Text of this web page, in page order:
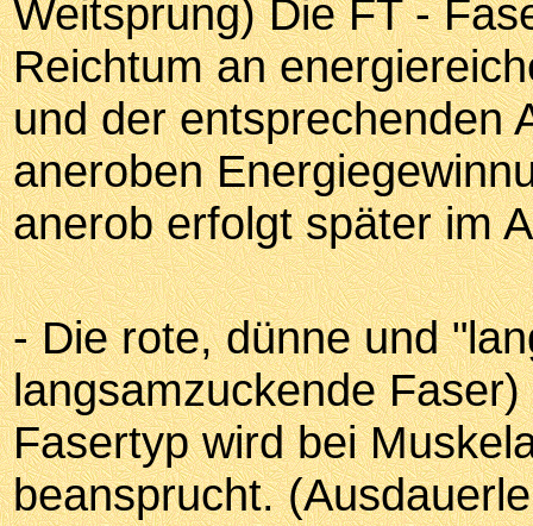
Weitsprung) Die FT -
Reichtum an
und der entsprechenden
aneroben
anerob erfolgt später im
- Die rote, dünne und
langsamzuckende
Fasertyp wird bei
beansprucht.